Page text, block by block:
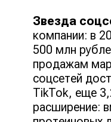
Звезда
компании: в
500 млн
продажам
соцсетей
TikTok, еще
расширение: